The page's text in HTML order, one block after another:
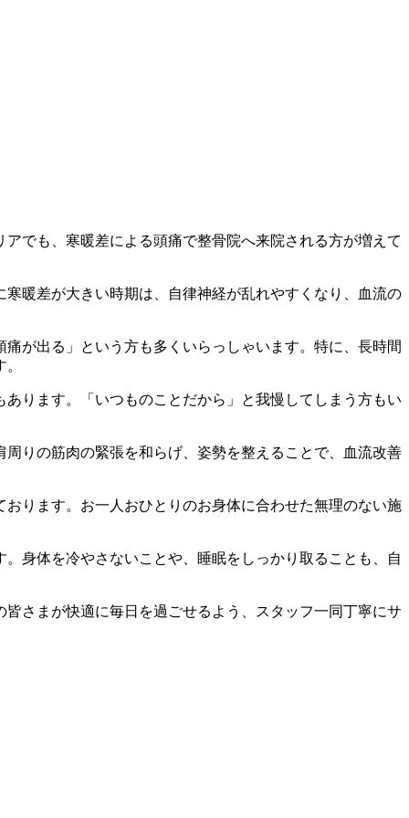
でも、寒暖差による頭痛で整骨院へ来院される方が増えて
暖差が大きい時期は、自律神経が乱れやすくなり、血流の
が出る」という方も多くいらっしゃいます。特に、長時間
ります。「いつものことだから」と我慢してしまう方もい
りの筋肉の緊張を和らげ、姿勢を整えることで、血流改善
ります。お一人おひとりのお身体に合わせた無理のない施
身体を冷やさないことや、睡眠をしっかり取ることも、自
さまが快適に毎日を過ごせるよう、スタッフ一同丁寧にサ